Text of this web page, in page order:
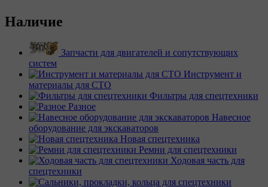
Наличие
Запчасти для двигателей и сопутствующих
систем
Инструмент и
материалы для СТО
Фильтры для спецтехники
Разное
Навесное
оборудование для экскаваторов
Новая спецтехника
Ремни для спецтехники
Ходовая часть для
спецтехники